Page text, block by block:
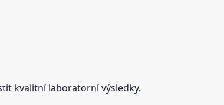
kvalitní laboratorní výsledky.